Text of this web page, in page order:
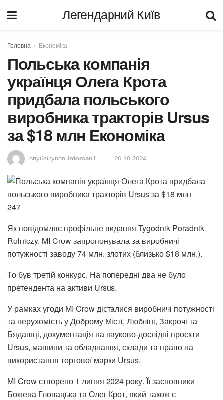
Легендарний Київ
Головна Економіка
Польська компанія
українця Олега Крота
придбала польського
виробника тракторів Ursus
за $18 млн Економіка
опублікував Infoman1 26.10.2024
247
Як повідомляє профільне видання Tygodnik Poradnik
Rolniczy. MI Crow запропонувала за виробничі
потужності заводу 74 млн. злотих (близько $18 млн.).
То був третій конкурс. На попередні два не було
претендента на активи Ursus.
У рамках угоди MI Crow дісталися виробничі потужності
та нерухомість у Доброму Місті, Любліні, Закрочі та
Бядашці, документація на науково-дослідні проєкти
Ursus, машини та обладнання, склади та право на
використання торгової марки Ursus.
MI Crow створено 1 липня 2024 року. Її засновники
Божена Гловацька та Олег Крот, який також є